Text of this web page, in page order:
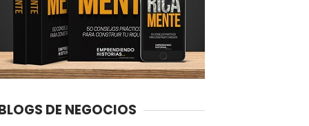
DE NEGOCIOS